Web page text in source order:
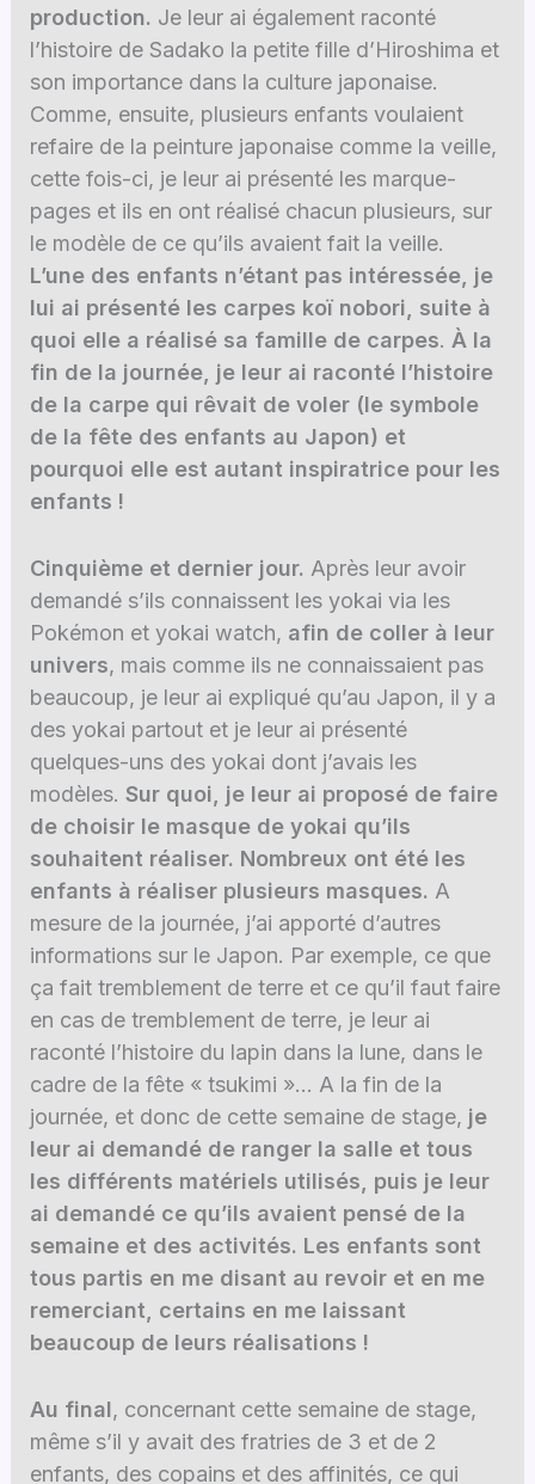
production. Je leur ai également raconté
l’histoire de Sadako la petite fille d’Hiroshima et
son importance dans la culture japonaise.
Comme, ensuite, plusieurs enfants voulaient
refaire de la peinture japonaise comme la veille,
cette fois-ci, je leur ai présenté les marque-
pages et ils en ont réalisé chacun plusieurs, sur
le modèle de ce qu’ils avaient fait la veille.
L’une des enfants n’étant pas intéressée, je
lui ai présenté les carpes koï nobori, suite à
quoi elle a réalisé sa famille de carpes.À la
fin de la journée, je leur ai raconté l’histoire
de la carpe qui rêvait de voler (le symbole
de la fête des enfants au Japon) et
pourquoi elle est autant inspiratrice pour les
enfants !
Cinquième et dernier jour. Après leur avoir
demandé s’ils connaissent les yokai via les
Pokémon et yokai watch, afin de coller à leur
univers, mais comme ils ne connaissaient pas
beaucoup, je leur ai expliqué qu’au Japon, il y a
des yokai partout et je leur ai présenté
quelques-uns des yokai dont j’avais les
modèles.Sur quoi, je leur ai proposé de faire
de choisir le masque de yokai qu’ils
souhaitent réaliser. Nombreux ont été les
enfants à réaliser plusieurs masques. A
mesure de la journée, j’ai apporté d’autres
informations sur le Japon. Par exemple, ce que
ça fait tremblement de terre et ce qu’il faut faire
en cas de tremblement de terre, je leur ai
raconté l’histoire du lapin dans la lune, dans le
cadre de la fête « tsukimi »… A la fin de la
journée, et donc de cette semaine de stage, je
leur ai demandé de ranger la salle et tous
les différents matériels utilisés, puis je leur
ai demandé ce qu’ils avaient pensé de la
semaine et des activités. Les enfants sont
tous partis en me disant au revoir et en me
remerciant, certains en me laissant
beaucoup de leurs réalisations !
Au final, concernant cette semaine de stage,
même s’il y avait des fratries de 3 et de 2
enfants, des copains et des affinités, ce qui